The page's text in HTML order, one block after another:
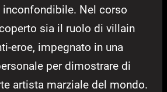
Nel corso
sia il ruolo di villain
eroe, impegnato in una
per dimostrare di
artista marziale del mondo.